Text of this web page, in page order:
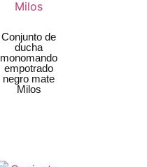
Conjunto de
ducha
monomando
empotrado
negro mate
Milos